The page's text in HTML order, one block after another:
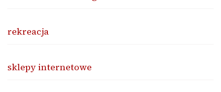
rekreacja
sklepy internetowe